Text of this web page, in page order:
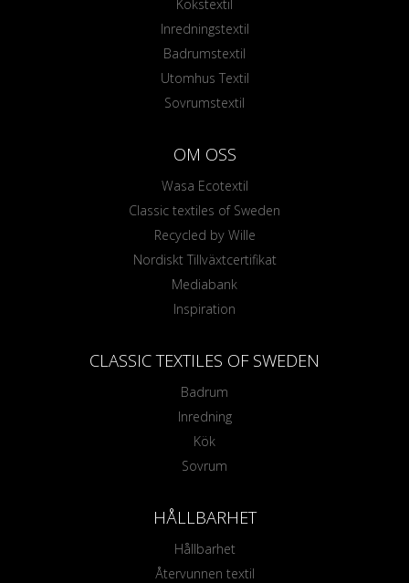
Kökstextil
Inredningstextil
Badrumstextil
Utomhus Textil
Sovrumstextil
OM OSS
Wasa Ecotextil
Classic textiles of Sweden
Recycled by Wille
Nordiskt Tillväxtcertifikat
Mediabank
Inspiration
CLASSIC TEXTILES OF SWEDEN
Badrum
Inredning
Kök
Sovrum
HÅLLBARHET
Hållbarhet
Återvunnen textil